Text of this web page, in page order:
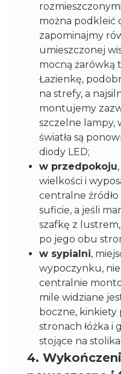
można podkleić
zapominajmy
umieszczonej
mocną żarówką
Łazienkę,
na strefy, a
montujemy
szczelne lampy,
światła są
diody LED;
w przedpokoju
wielkości i
centralne źródło
suficie, a jeśli
szafkę z
po jego obu
w sypialni,
wypoczynku,
centralnie
mile widziane
boczne, kinkiety
stronach łóżka i
stojące na
4.